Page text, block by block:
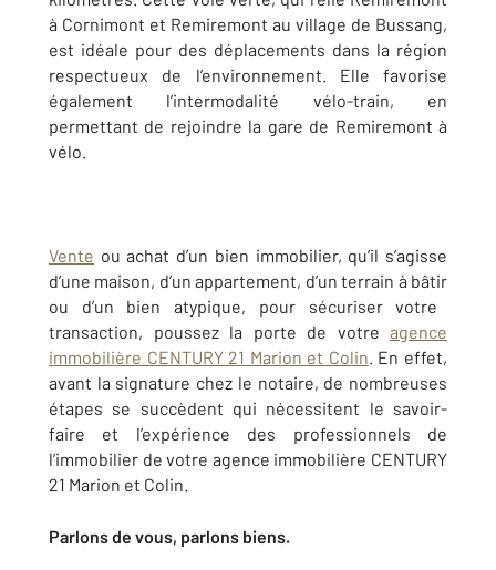
à Cornimont et Remiremont au village de Bussang,
est idéale pour des déplacements dans la région
respectueux de l’environnement. Elle favorise
également l’intermodalité vélo-train, en
permettant de rejoindre la gare de Remiremont à
vélo.
Vente ou achat d’un bien immobilier, qu’il s’agisse
d’une maison, d’un appartement, d’un terrain à bâtir
ou d’un bien atypique, pour sécuriser votre
transaction, poussez la porte de votre agence
immobilière CENTURY 21 Marion et Colin. En effet,
avant la signature chez le notaire, de nombreuses
étapes se succèdent qui nécessitent le savoir-
faire et l’expérience des professionnels de
l’immobilier de votre agence immobilière CENTURY
21 Marion et Colin.
Parlons de vous, parlons biens.